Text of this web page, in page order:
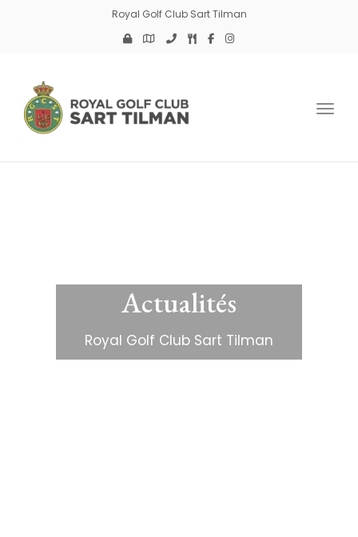
Royal Golf Club Sart Tilman
Actualités
Royal Golf Club Sart Tilman